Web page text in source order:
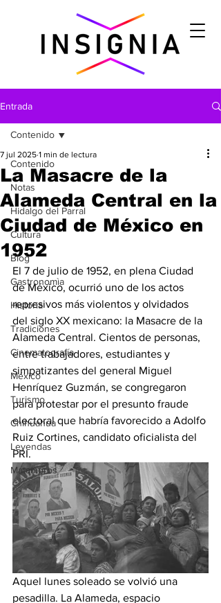
Entrada
Contenido
Notas
Hidalgo del Parral
Cultura
Blog
Gastronomìa
Historia
Tradiciones
Cinematografía
México
Turismo
Chihuahua
Leyendas
Matamoros
Contenido
La Masacre de la
Alameda Central en la
Ciudad de México en
1952
7 jul 2025 1 min de lectura
El 7 de julio de 1952, en plena Ciudad
de México, ocurrió uno de los actos
represivos más violentos y olvidados
del siglo XX mexicano: la Masacre de la
Alameda Central. Cientos de personas,
entre trabajadores, estudiantes y
simpatizantes del general Miguel
Henríquez Guzmán, se congregaron
para protestar por el presunto fraude
electoral que habría favorecido a Adolfo
Ruiz Cortines, candidato oficialista del
PRI.
Aquel lunes soleado se volvió una
pesadilla. La Alameda, espacio